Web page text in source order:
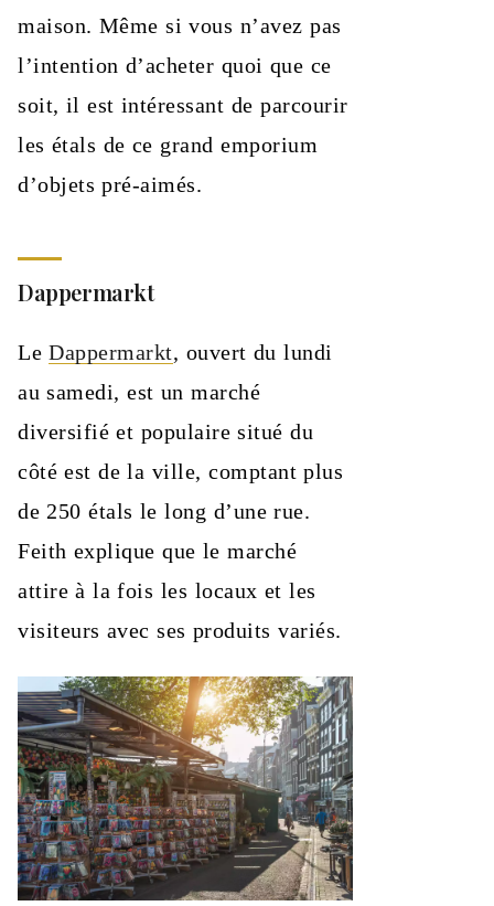
maison. Même si vous n’avez pas
l’intention d’acheter quoi que ce
soit, il est intéressant de parcourir
les étals de ce grand emporium
d’objets pré-aimés.
Dappermarkt
LeDappermarkt, ouvert du lundi
au samedi, est un marché
diversifié et populaire situé du
côté est de la ville, comptant plus
de 250 étals le long d’une rue.
Feith explique que le marché
attire à la fois les locaux et les
visiteurs avec ses produits variés.